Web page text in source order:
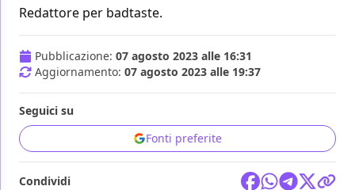
Redattore per badtaste.
Pubblicazione: 07 agosto 2023 alle 16:31
Aggiornamento: 07 agosto 2023 alle 19:37
Seguici su
Fonti preferite
Condividi